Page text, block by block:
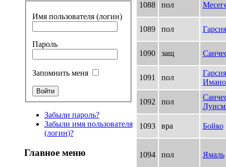
Имя пользователя (логин)
Пароль
Запомнить меня
Забыли пароль?
Забыли имя пользователя
(логин)?
Главное меню
1088 пол
1089 пол
1090 защ
1091 пол
Гарсия
1092 пол
1093 вра Бойко
1094 пол Ямаль